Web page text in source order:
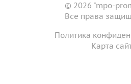
© 2026 "mpo-
Все права
Политика
Карта